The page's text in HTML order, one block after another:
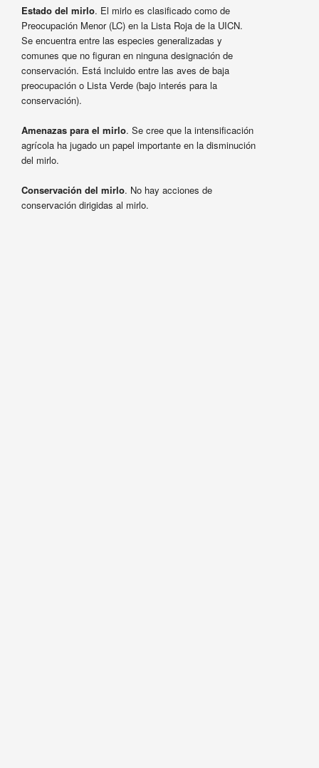
Estado del mirlo. El mirlo es clasificado como de
Preocupación Menor (LC) en la Lista Roja de la UICN.
Se encuentra entre las especies generalizadas y
comunes que no figuran en ninguna designación de
conservación. Está incluido entre las aves de baja
preocupación o Lista Verde (bajo interés para la
conservación).
Amenazas para el mirlo. Se cree que la intensificación
agrícola ha jugado un papel importante en la disminución
del mirlo.
Conservación del mirlo. No hay acciones de
conservación dirigidas al mirlo.